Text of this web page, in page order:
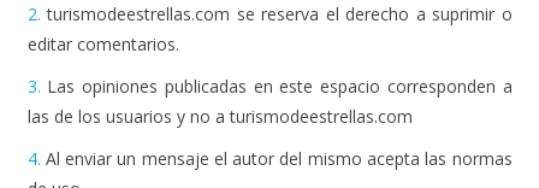
2. turismodeestrellas.com se reserva el derecho a suprimir o
editar comentarios.
3. Las opiniones publicadas en este espacio corresponden a
las de los usuarios y no a turismodeestrellas.com
4. Al enviar un mensaje el autor del mismo acepta las normas